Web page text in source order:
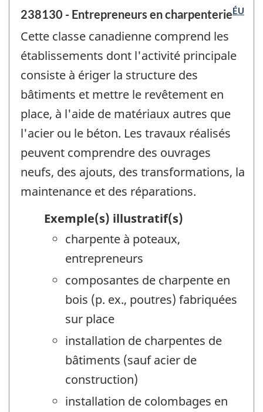
238130 - Entrepreneurs en charpenterieÉU
Cette classe canadienne comprend les
établissements dont l'activité principale
consiste à ériger la structure des
bâtiments et mettre le revêtement en
place, à l'aide de matériaux autres que
l'acier ou le béton. Les travaux réalisés
peuvent comprendre des ouvrages
neufs, des ajouts, des transformations, la
maintenance et des réparations.
Exemple(s) illustratif(s)
charpente à poteaux,
entrepreneurs
composantes de charpente en
bois (p. ex., poutres) fabriquées
sur place
installation de charpentes de
bâtiments (sauf acier de
construction)
installation de colombages en